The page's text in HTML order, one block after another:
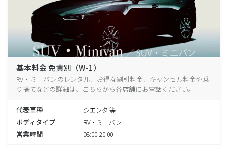
基本料金 免責別（W-1）
RV・ミニバンのレンタル、お得な割引料金、キャンセル料金や乗
り捨てなどの詳細は、こちらから各店舗にお電話ください。
代表車種 シエンタ 等
ボディタイプ RV・ミニバン
営業時間 08:00-20:00